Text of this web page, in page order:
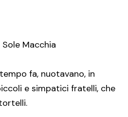
Macchia
fa, nuotavano, in
e simpatici fratelli, che